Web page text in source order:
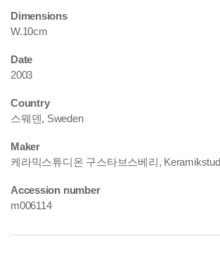
Dimensions
W.10cm
Date
2003
Country
스웨덴, Sweden
Maker
케라믹스튜디온 구스타브스베리,
Accession number
m006114